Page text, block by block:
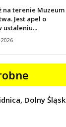
na terenie Muzeum
Jest apel o
ustaleniu...
Dolny Śląsk